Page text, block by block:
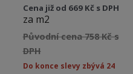
Cena již od 669 Kč s DPH
za m2
Původní cena 758 Kč s
DPH
Do konce slevy zbývá 24